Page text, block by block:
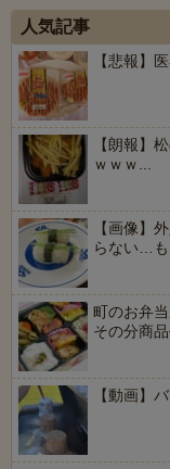
人気記事
【悲報】
【朗報】
ｗｗｗ...
【画像】
らない…も
町のお弁
その分商
【動画】